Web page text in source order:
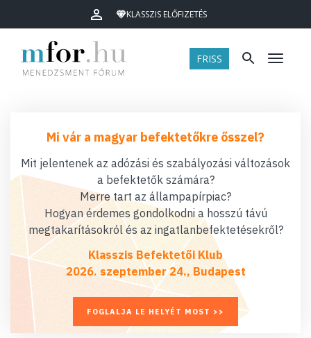
KLASSZIS ELŐFIZETÉS
FRISS Menü
Mi vár a magyar befektetőkre ősszel?
Mit jelentenek az adózási és szabályozási változások
a befektetők számára?
Merre tart az állampapírpiac?
Hogyan érdemes gondolkodni a hosszú távú
megtakarításokról és az ingatlanbefektetésekről?
Klasszis Befektetői Klub
2026. szeptember 24., Budapest
FOGLALJA LE HELYÉT MOST >>